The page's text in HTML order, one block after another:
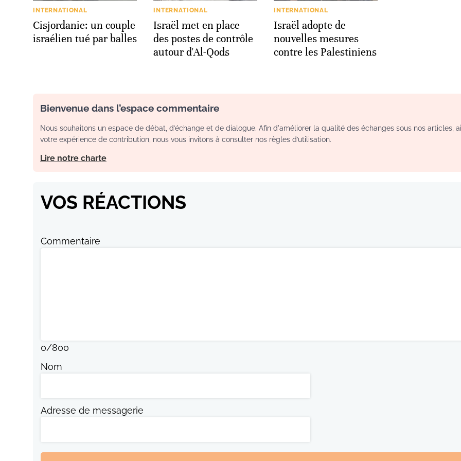
INTERNATIONAL
Cisjordanie: un couple
israélien tué par balles
INTERNATIONAL
Israël met en place
des postes de contrôle
autour d'Al-Qods
INTERNATIONAL
Israël adopte de
nouvelles mesures
contre les Palestiniens
Bienvenue dans l’espace commentaire
Nous souhaitons un espace de débat, d’échange et de dialogue. Afin d'améliorer la qualité des échanges sous nos articles,
votre expérience de contribution, nous vous invitons à consulter nos règles d’utilisation.
Lire notre charte
VOS RÉACTIONS
Commentaire
0/800
Nom
Adresse de messagerie